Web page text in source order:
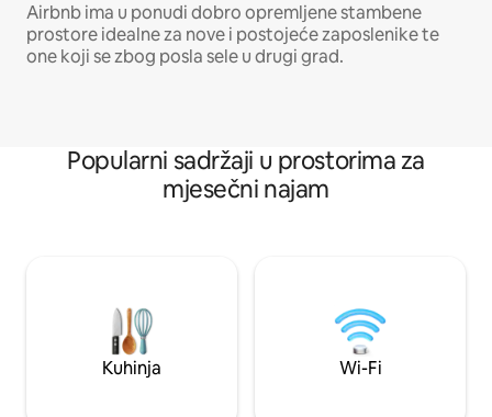
Airbnb ima u ponudi dobro opremljene stambene
prostore idealne za nove i postojeće zaposlenike te
one koji se zbog posla sele u drugi grad.
Popularni sadržaji u prostorima za
mjesečni najam
Kuhinja Wi-Fi